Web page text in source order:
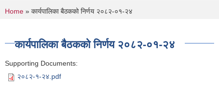
You are here
Home » कार्यपालिका बैठकको निर्णय २०८२-०१-२४
कार्यपालिका बैठकको निर्णय २०८२-०१-२४
Supporting Documents:
२०८२-१-२४.pdf